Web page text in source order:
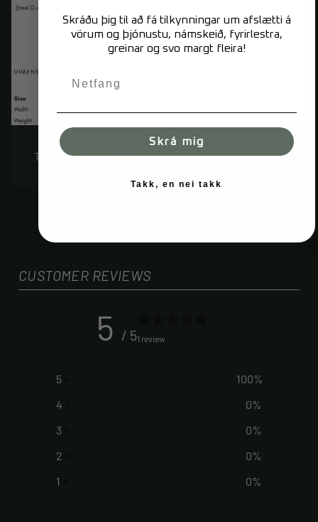
Tæknilegar upplýsingar
CUSTOMER REVIEWS
5 / 51 review
5 100%
4
0%
3
0%
2
0%
1
0%
Skráðu þig til að fá tilkynningar um afslætti á
vörum og þjónustu, námskeið, fyrirlestra,
greinar og svo margt fleira!
Skrá mig
Takk, en nei takk